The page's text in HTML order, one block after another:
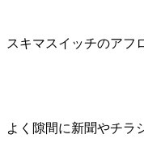
スキマスイッチのアフ
よく隙間に新聞やチラ